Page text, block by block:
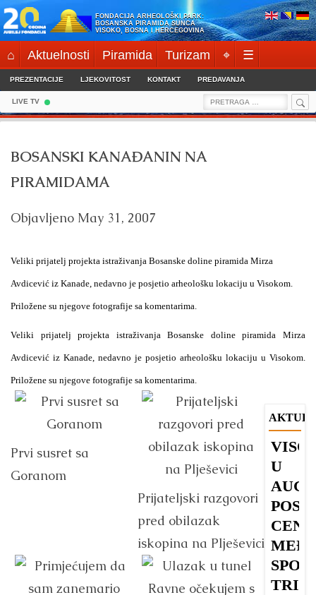
Skip
to
content
FONDACIJA ARHEOLOŠKI PARK:
BOSANSKA PIRAMIDA SUNCA
VISOKO, BOSNA I HERCEGOVINA
⌂ Aktuelnosti Piramida Turizam ⌖ ☰
PREZENTACIJE LJEKOVITOST KONTAKT PREDAVANJA
LIVE TV
Search
for:
BOSANSKI KANAĐANIN NA
PIRAMIDAMA
Objavljeno May 31, 2007
Veliki prijatelj projekta istraživanja Bosanske doline piramida Mirza
Avdicević iz Kanade, nedavno je posjetio arheološku lokaciju u Visokom.
Priložene su njegove fotografije sa komentarima.
Veliki prijatelj projekta istraživanja Bosanske doline piramida Mirza
Avdicević iz Kanade, nedavno je posjetio arheološku lokaciju u Visokom.
Priložene su njegove fotografije sa komentarima.
Prvi susret sa
Goranom
Prijateljski razgovori
pred obilazak
iskopina na Plješevici
U
TRI